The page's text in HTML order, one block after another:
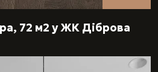
72 м2 у ЖК Діброва